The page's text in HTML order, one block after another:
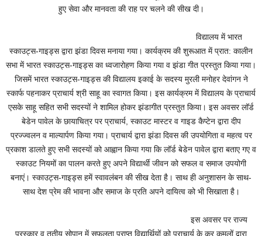
हुए सेवा और मानवता की राह पर चलने की सीख दी।
विद्यालय में भारत
स्काउट्स-गाइड्स द्वारा झंडा दिवस मनाया गया। कार्यक्रम की शुरूआत में प्रात: कालीन
सभा में भारत स्काउट्स-गाइड्स का ध्वजारोहण किया गया व झंडा गीत प्रस्तुत किया गया।
जिसमें भारत स्काउट्स-गाइड्स की विद्यालय इकाई के सदस्य मुरली मनोहर देवांगन ने
स्कार्फ पहनाकर प्राचार्य श्री साहू का स्वागत किया। इस कार्यक्रम में विद्यालय के प्राचार्य
एसके साहू सहित सभी सदस्यों ने शामिल होकर झंडागीत प्रस्तुत किया। इस अवसर लॉर्ड
बेडेन पावेल के छायाचित्र पर प्राचार्य, स्काउट मास्टर व गाइड कैप्टेन द्वारा दीप
प्रज्ज्वलन व माल्यार्पण किया गया। प्राचार्य द्वारा झंडा दिवस की उपयोगिता व महत्व पर
प्रकाश डालते हुए सभी सदस्यों को आह्वान किया गया कि लॉर्ड बेडेन पावेल द्वारा बताए गए व
स्काउट नियमों का पालन करते हुए अपने विद्यार्थी जीवन को सफल व समाज उपयोगी
बनाएं। स्काउट्स-गाइड्स हमें स्वावलंबन की सीख देता है। साथ ही अनुशासन के साथ-
साथ देश प्रेम की भावना और समाज के प्रति अपने दायित्व को भी सिखाता है।
इस अवसर पर राज्य
पुरस्कार व तृतीय सोपान में सफलता प्राप्त विद्यार्थियों को प्राचार्य के कर कमलों द्वारा